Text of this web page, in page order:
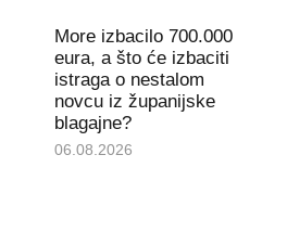
More izbacilo 700.000
eura, a što će izbaciti
istraga o nestalom
novcu iz županijske
blagajne?
06.08.2026